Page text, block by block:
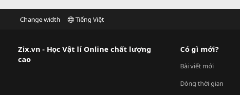
Change width Tiếng Việt
Zix.vn - Học Vật lí Online chất lượng
cao
Có gì mới?
Bài viết mới
Dòng thời gian